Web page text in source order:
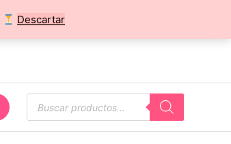
Descartar
Búsqueda
de
productos